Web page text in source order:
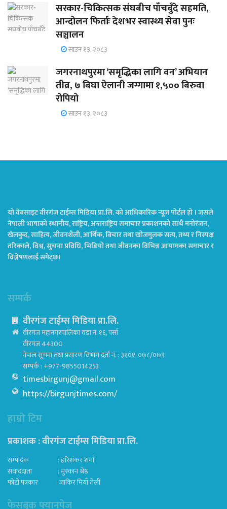
सरकार-चिकित्सक संघबीच पाँचबुँदे सहमति,
आन्दोलन फिर्ताः देशभर स्वास्थ्य सेवा पुनः
सञ्चालन
साउन १३, २०८३
जगरनाथपुरमा ‘समृद्धिका लागि वन’ अभियान
तीव्र, ७ बिघा ऐलानी जग्गामा १,५०० बिरुवा
रोपियो
साउन १३, २०८३
यो वेबसाइट वीरगंज टाईम्स मिडिया प्रा.लि. को आधिकारिक न्यूज पोर्टल हो । जसले
नेपाली भाषाको स्थानीय, राष्ट्रिय, अन्तराष्ट्रिय समाचार प्रकाशनको साथै मनोरंजन,
खेलकुद, साहित्य, जीवनशैली, आर्थिक, बिचार तथा खोजमुलक सत्य, तथ्य र निस्पक्ष
तरिकाले, विश्व, सुचना प्रविधि, भिडियो तथा जीवनका विभिन्न आयामका समाचार र
विश्लेषणलाई समेट्छ।
सम्पर्क
वीरगंज टाईम्स मिडिया प्रा.लि.
वीरगंज महानगरपालिका वडा नं. १६, पर्सा
वीरगंज 44300
नेपाल सूचना तथा प्रसारण विभाग दर्ता नं. : ३१०१-०७८/०७९
सम्पर्क : +977-9855014253
timesbirgunj@gmail.com
https://birgunjtimes.com/
हाम्रो टिम
प्रकाशक : वीरगंज टाईम्स मिडिया प्रा‍.लि.
सम्पादक : हरिशंकर शर्मा
संवाददाता : मुस्कान श्रेष्ठ
फोटो पत्रकार : जाकिर मियाँ तेली
फेसबुक फ्यानपेज